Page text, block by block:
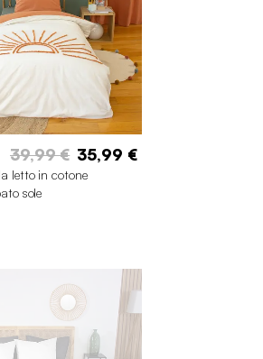
39,99 € 35,99 €
letto in cotone
sole